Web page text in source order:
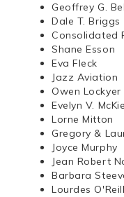
Geoffrey G.
Dale T. Briggs
Consolidated
Shane Esson
Eva Fleck
Jazz Aviation
Owen Lockyer
Evelyn V. McKie
Lorne Mitton
Gregory &
Joyce Murphy
Jean Robert
Barbara
Lourdes